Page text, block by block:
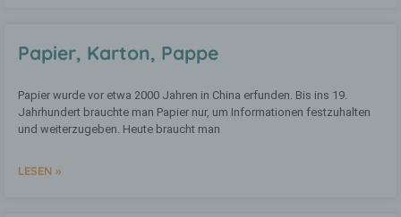
Papier, Karton, Pappe
Papier wurde vor etwa 2000 Jahren in China erfunden. Bis ins 19.
Jahrhundert brauchte man Papier nur, um Informationen festzuhalten
und weiterzugeben. Heute braucht man
LESEN »
b) betroffene Person
Betroffene Person ist jede identifizierte
oder identifizierbare natürliche Person,
deren personenbezogene Daten von dem